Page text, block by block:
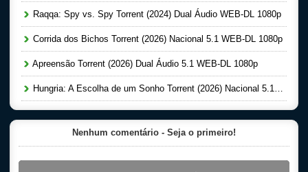
Raqqa: Spy vs. Spy Torrent (2024) Dual Áudio WEB-DL 1080p
Corrida dos Bichos Torrent (2026) Nacional 5.1 WEB-DL 1080p
Apreensão Torrent (2026) Dual Áudio 5.1 WEB-DL 1080p
Hungria: A Escolha de um Sonho Torrent (2026) Nacional 5.1 WEB-DL 1080p
Nenhum comentário - Seja o primeiro!